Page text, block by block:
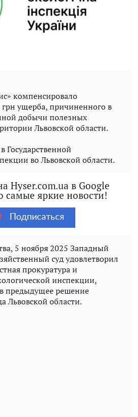
компенсировало
грн ущерба, причиненного в
добычи полезных
Львовской области.
во Львовской области.
Hyser.com.ua в Google
самые яркие новости!
Подписаться
5 ноября 2025 Западный
суд удовлетворил
прокуратура и
инспекции,
предыдущее решение
Львовской области.